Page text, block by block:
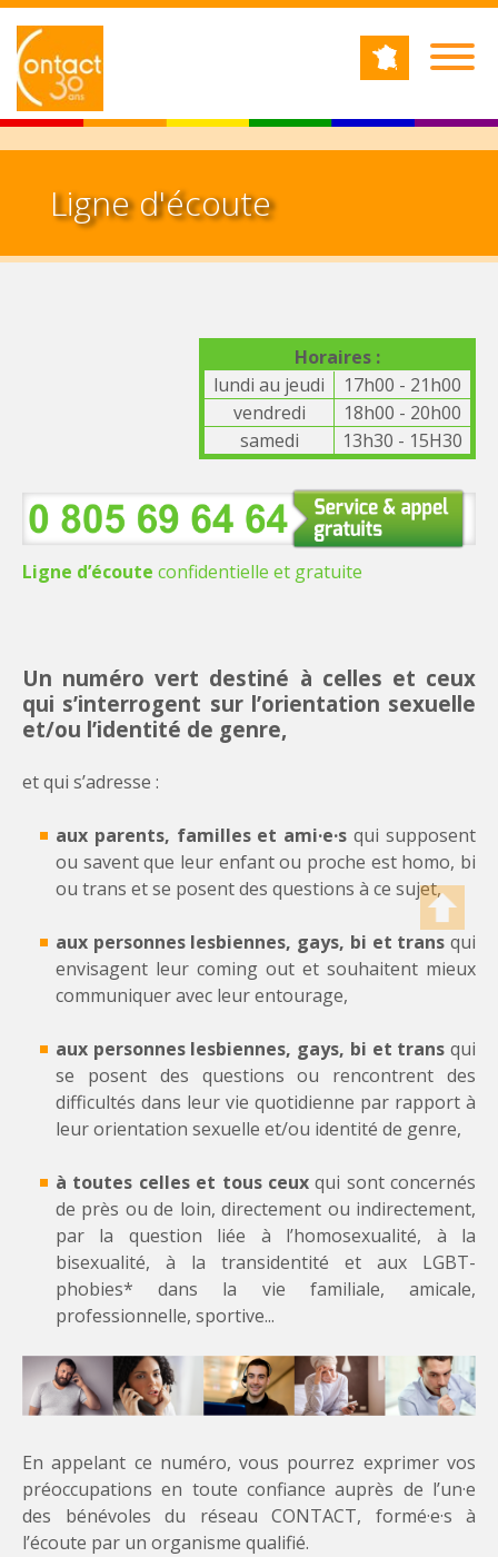
Jump to navigation
Formulaire de recherche
RECHERCHE
Ligne d'écoute
Horaires :
lundi au jeudi
17h00 - 21h00
vendredi
18h00 - 20h00
samedi
13h30 - 15H30
Ligne d’écoute confidentielle et gratuite
Un numéro vert destiné à celles et ceux
qui s’interrogent surl’orientation sexuelle
et/ou l’identité de genre,
et qui s’adresse :
aux parents, familles et ami·e·s qui supposent
ou savent que leur enfant ou proche est homo, bi
ou trans et se posent des questions à ce sujet,
aux personnes lesbiennes, gays, bi et trans qui
envisagent leur coming out et souhaitent mieux
communiquer avec leur entourage,
aux personnes lesbiennes, gays, bi et trans qui
se posent des questions ou rencontrent des
difficultés dans leur vie quotidienne par rapport à
leur orientation sexuelle et/ou identité de genre,
à toutes celles et tous ceuxqui sont concernés
de près ou de loin, directement ou indirectement,
par la question liée à l’homosexualité, à la
bisexualité, à la transidentité et aux LGBT-
phobies* dans la vie familiale, amicale,
professionnelle, sportive...
En appelant ce numéro, vous pourrez exprimer vos
préoccupations en toute confiance auprès de l’un·e
des bénévoles du réseau CONTACT, formé·e·s à
l’écoute par un organisme qualifié.